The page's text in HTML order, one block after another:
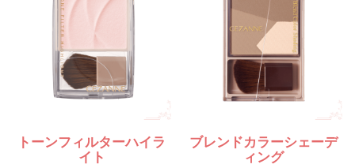
トーンフィルターハイラ
イト
ブレンドカラーシェーデ
ィング